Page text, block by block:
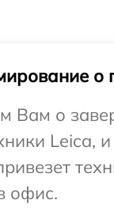
о
Вам о
Leica,
офис.